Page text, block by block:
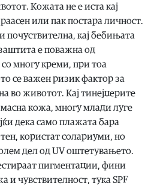
Кожата не е иста кај
или пак постара личност.
почуствителна, кај бебињата
е поважна од
многу креми, при тоа
се важен ризик фактор за
во животот. Кај тинејџерите
масна кожа, многу млади луге
дека само плажата бара
користат солариуми, но
дел од UV оштетувањето.
пигментации, фини
и чувствителност, тука SPF